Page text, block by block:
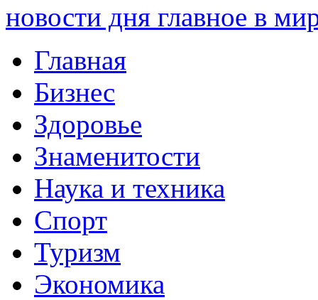
новости дня главное в
Главная
Бизнес
Здоровье
Знаменитости
Наука и техника
Спорт
Туризм
Экономика